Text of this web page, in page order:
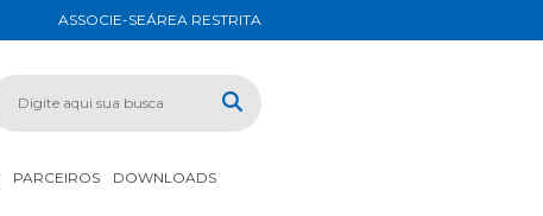
ASSOCIE-SEÁREA RESTRITA
PARCEIROS
DOWNLOADS